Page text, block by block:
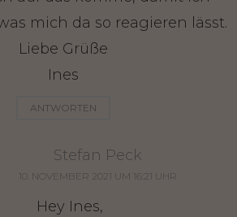
mich da so reagieren lässt.
Liebe Grüße
Ines
ANTWORTEN
Stefan Peck
10. NOVEMBER 2021 UM 16:21 UHR
Hey Ines,